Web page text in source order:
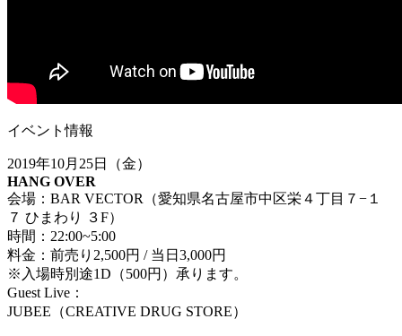
イベント情報
2019年10月25日（金）
HANG OVER
会場：BAR VECTOR（愛知県名古屋市中区栄４丁目７−１
７ ひまわり ３F）
時間：22:00~5:00
料金：前売り2,500円 / 当日3,000円
※入場時別途1D（500円）承ります。
Guest Live：
JUBEE（CREATIVE DRUG STORE）